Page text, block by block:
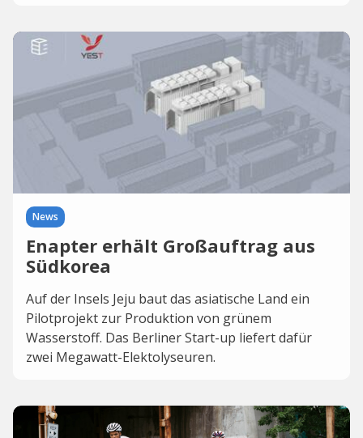
News
Enapter erhält Großauftrag aus
Südkorea
Auf der Insels Jeju baut das asiatische Land ein
Pilotprojekt zur Produktion von grünem
Wasserstoff. Das Berliner Start-up liefert dafür
zwei Megawatt-Elektolyseuren.